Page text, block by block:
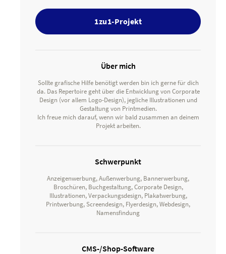
1zu1-Projekt
Über mich
Sollte grafische Hilfe benötigt werden bin ich gerne für dich
da. Das Repertoire geht über die Entwicklung von Corporate
Design (vor allem Logo-Design), jegliche Illustrationen und
Gestaltung von Printmedien.
Ich freue mich darauf, wenn wir bald zusammen an deinem
Projekt arbeiten.
Schwerpunkt
Anzeigenwerbung, Außenwerbung, Bannerwerbung,
Broschüren, Buchgestaltung, Corporate Design,
Illustrationen, Verpackungsdesign, Plakatwerbung,
Printwerbung, Screendesign, Flyerdesign, Webdesign,
Namensfindung
CMS-/Shop-Software